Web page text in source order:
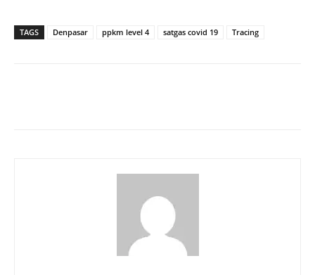
TAGS Denpasar ppkm level 4 satgas covid 19 Tracing